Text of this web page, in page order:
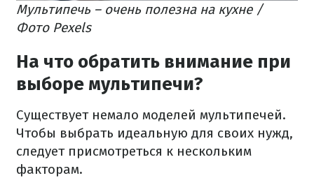
Мультипечь – очень полезна на кухне /
Фото Pexels
На что обратить внимание при
выборе мультипечи?
Существует немало моделей мультипечей.
Чтобы выбрать идеальную для своих нужд,
следует присмотреться к нескольким
факторам.